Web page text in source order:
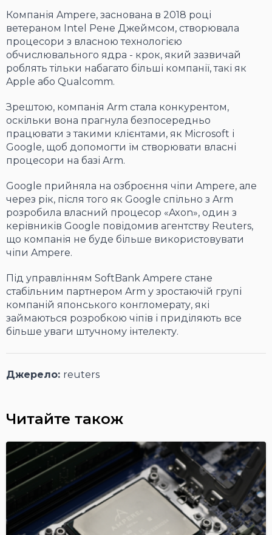
Компанія Ampere, заснована в 2018 році
ветераном Intel Рене Джеймсом, створювала
процесори з власною технологією
обчислювального ядра - крок, який зазвичай
роблять тільки набагато більші компанії, такі як
Apple або Qualcomm.
Зрештою, компанія Arm стала конкурентом,
оскільки вона прагнула безпосередньо
працювати з такими клієнтами, як Microsoft і
Google, щоб допомогти їм створювати власні
процесори на базі Arm.
Google прийняла на озброєння чіпи Ampere, але
через рік, після того як Google спільно з Arm
розробила власний процесор «Axon», один з
керівників Google повідомив агентству Reuters,
що компанія не буде більше використовувати
чіпи Ampere.
Під управлінням SoftBank Ampere стане
стабільним партнером Arm у зростаючій групі
компаній японського конгломерату, які
займаються розробкою чіпів і приділяють все
більше уваги штучному інтелекту.
Джерело: reuters
Читайте також